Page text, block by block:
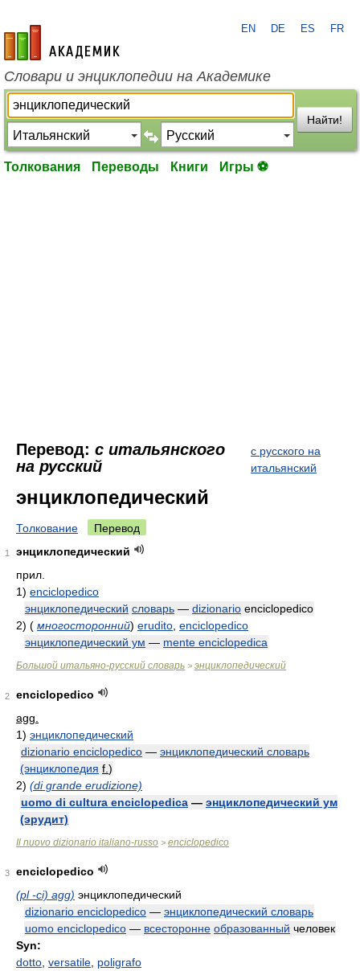
academic.ru
EN DE ES FR
Словари и энциклопедии на Академике
Найти!
Толкования Переводы Книги Игры ⚽
Перевод: с итальянского
на русский
с русского на
итальянский
энциклопедический
Толкование Перевод
1
энциклопедический
прил.
1) enciclopedico
энциклопедический словарь — dizionario enciclopedico
2) ( многосторонний) erudito enciclopedico
энциклопедический ум — mente enciclopedica
Большой итальяно-русский словарь > энциклопедический
2
enciclopedico
agg.
1) энциклопедический
dizionario enciclopedico — энциклопедический словарь
(энциклопедия f. )
2) (di grande erudizione)
uomo di cultura enciclopedica — энциклопедический ум
(эрудит)
Il nuovo dizionario italiano-russo > enciclopedico
3
enciclopedico
(pl -ci) agg) энциклопедический
dizionario enciclopedico — энциклопедический словарь
uomo enciclopedico — всесторонне образованный человек
Syn:
dotto versatile poligrafo